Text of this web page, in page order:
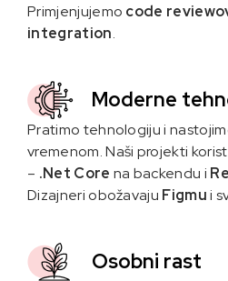
Primjenjujemo code
integration.
Moderne
Pratimo tehnologiju i
vremenom. Naši projekti
– .Net Core na backendu i
Dizajneri obožavaju Figmui
Osobni rast